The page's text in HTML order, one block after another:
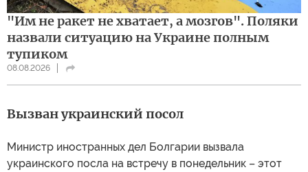
"Им не ракет не хватает, а мозгов". Поляки
назвали ситуацию на Украине полным
тупиком
08.08.2026
Вызван украинский посол
Министр иностранных дел Болгарии вызвала
украинского посла на встречу в понедельник – этот